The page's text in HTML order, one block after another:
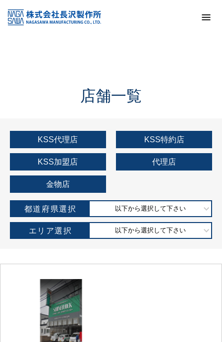
KSS加盟店・取扱店情報
店舗一覧
店舗一覧
KSS代理店 KSS特約店
KSS加盟店 代理店
金物店
都道府県選択 以下から選択して下さい
エリア選択 以下から選択して下さい